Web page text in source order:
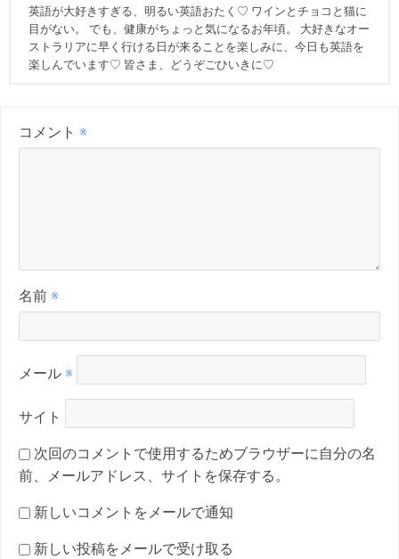
英語が大好きすぎる、明るい英語おたく♡ ワインとチョコと猫に
目がない。 でも、健康がちょっと気になるお年頃。 大好きなオー
ストラリアに早く行ける日が来ることを楽しみに、今日も英語を
楽しんでいます♡ 皆さま、どうぞごひいきに♡
コメント ※
名前 ※
メール ※
サイト
次回のコメントで使用するためブラウザーに自分の名
前、メールアドレス、サイトを保存する。
新しいコメントをメールで通知
新しい投稿をメールで受け取る